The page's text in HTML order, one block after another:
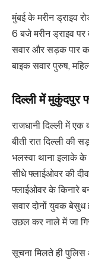
मुंबई के मरीन ड्राइव
6 बजे मरीन ड्राइव
सवार और सड़क पार
बाइक सवार पुरुष,
दिल्ली में मुकुंदपुर
राजधानी दिल्ली में
बीती रात दिल्ली की
भलस्वा थाना इलाके
सीधे फ्लाईओवर की
फ्लाईओवर के किनारे
सवार दोनों युवक
उछल कर नाले में जा
सूचना मिलते ही